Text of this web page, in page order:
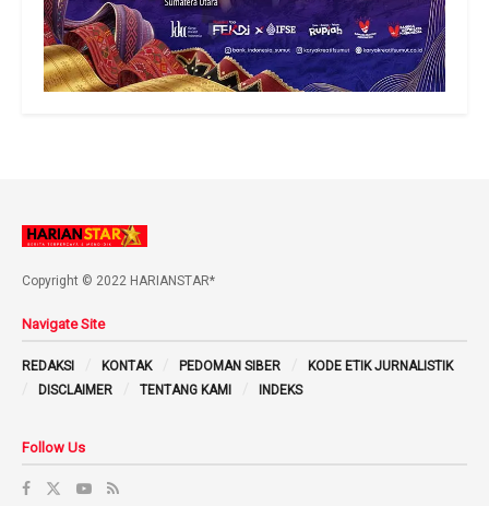
Copyright © 2022 HARIANSTAR*
Navigate Site
REDAKSI KONTAK PEDOMAN SIBER
KODE ETIK JURNALISTIK
DISCLAIMER
TENTANG KAMI INDEKS
Follow Us